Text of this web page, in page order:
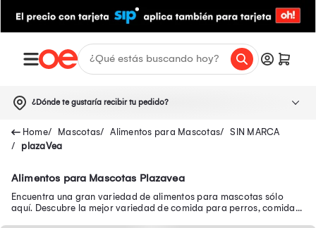
¿Dónde te gustaría recibir tu pedido?
Mascotas Alimentos para Mascotas
SIN MARCA
plazaVea
Alimentos para Mascotas Plazavea
Encuentra una gran variedad de alimentos para mascotas sólo
aquí. Descubre la mejor variedad de comida para perros, comida